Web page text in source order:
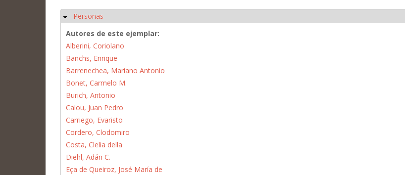
Ocultar
Personas
Autores de este ejemplar:
Alberini, Coriolano
Banchs, Enrique
Barrenechea, Mariano Antonio
Bonet, Carmelo M.
Burich, Antonio
Calou, Juan Pedro
Carriego, Evaristo
Cordero, Clodomiro
Costa, Clelia della
Diehl, Adán C.
Eça de Queiroz, José María de